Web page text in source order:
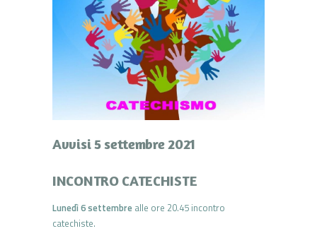
Avvisi 5 settembre 2021
INCONTRO CATECHISTE
Lunedì 6 settembre alle ore 20.45 incontro
catechiste.